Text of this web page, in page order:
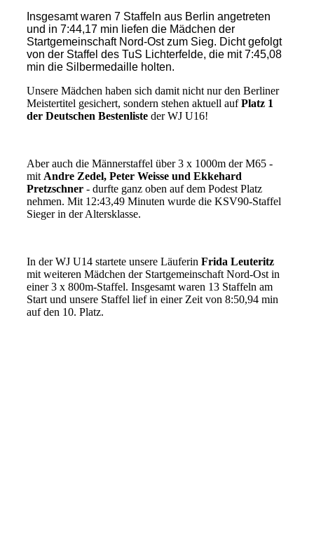
Insgesamt waren 7 Staffeln aus Berlin angetreten
und in 7:44,17 min liefen die Mädchen der
Startgemeinschaft Nord-Ost zum Sieg. Dicht gefolgt
von der Staffel des TuS Lichterfelde, die mit 7:45,08
min die Silbermedaille holten.
Unsere Mädchen haben sich damit nicht nur den Berliner
Meistertitel gesichert, sondern stehen aktuell aufPlatz 1
der Deutschen Bestenliste der WJ U16!
Aber auch die Männerstaffel über 3 x 1000m der M65 -
mit Andre Zedel, Peter Weisse und Ekkehard
Pretzschner- durfte ganz oben auf dem Podest Platz
nehmen. Mit 12:43,49 Minuten wurde die KSV90-Staffel
Sieger in der Altersklasse.
In der WJ U14 startete unsere Läuferin Frida Leuteritz
mit weiteren Mädchen der Startgemeinschaft Nord-Ost in
einer 3 x 800m-Staffel. Insgesamt waren 13 Staffeln am
Start und unsere Staffel lief in einer Zeit von 8:50,94 min
auf den 10. Platz.